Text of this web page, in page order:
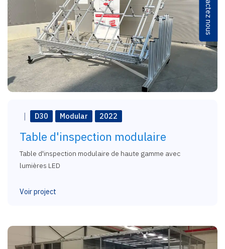
D30 Modular 2022
Table d'inspection modulaire
Table d'inspection modulaire de haute gamme avec
lumières LED
Voir project